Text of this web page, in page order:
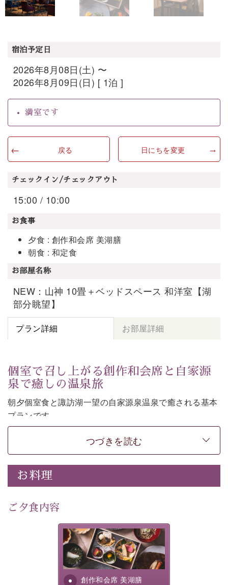
宿泊予定日
2026年8月08日(土) 〜
2026年8月09日(日) [ 1泊 ]
満室です
戻る 日にちを変更
チェックイン/チェックアウト
15:00 / 10:00
お食事
夕食 : 創作和会席 美湖膳
朝食 : 和定食
お部屋名称
NEW：山神 10畳＋ベッドスペース 和洋室【湖
部分眺望】
プラン詳細 お部屋詳細
個室で召し上がる創作和会席と自家源
泉で癒しの温泉旅
朝夕個室食と諏訪湖一望の自家源泉温泉で癒される基本
プランです。
諏訪湖を眺めながら幽玄な装飾の館内で静かに寛いでお
-----------【安心への取り組み】----------
個室料亭、貸切風呂のご利用が可能な上、 安心安全にご
滞在いただけるよう
30項目以上からなる独自の衛生・消毒プログラムの基、
徹底した衛生管理を行っております。
---------------------------------------------
・朝夕個室料亭で個室食
・諏訪大社4社を巡る無料参拝バス（事前予約制）
つづきを読む
お料理
ご夕食内容
創作和会席 美湖膳
美湖膳とは諏訪の地で特別を
提供する為に料理長・神原 裕
明が考え出した創作和会席で
す。美しい諏訪湖の幸...